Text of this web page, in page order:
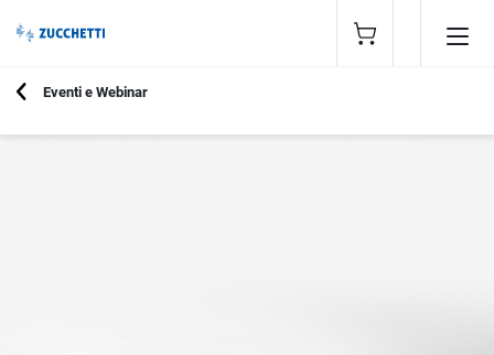
Eventi e Webinar